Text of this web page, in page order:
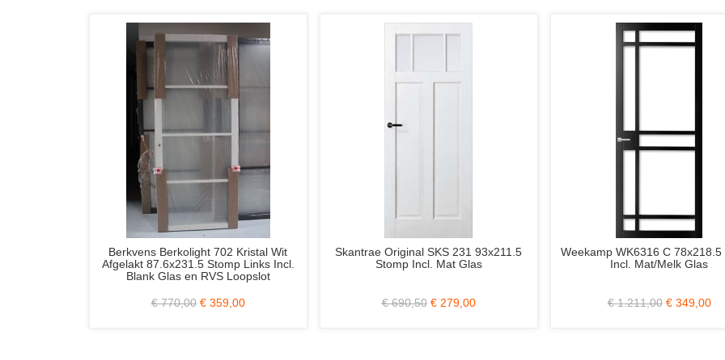
Berkvens Berkolight 702 Kristal Wit
Afgelakt 87.6x231.5 Stomp Links Incl.
Blank Glas en RVS Loopslot
€ 770,00 € 359,00
Skantrae Original SKS 231 93x211.5
Stomp Incl. Mat Glas
€ 690,50 € 279,00
Weekamp WK6316 C 78x218.5 Stomp
Incl. Mat/Melk Glas
€ 1.211,00 € 349,00